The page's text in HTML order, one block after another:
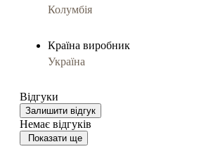
Колумбія
Країна виробник
Україна
Відгуки
Залишити відгук
Немає відгуків
Показати ще